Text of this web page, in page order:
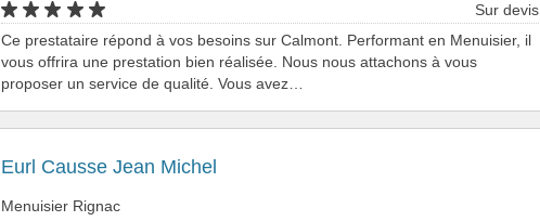
Sur devis
Ce prestataire répond à vos besoins sur Calmont. Performant en Menuisier, il
vous offrira une prestation bien réalisée. Nous nous attachons à vous
proposer un service de qualité. Vous avez…
Eurl Causse Jean Michel
Menuisier Rignac